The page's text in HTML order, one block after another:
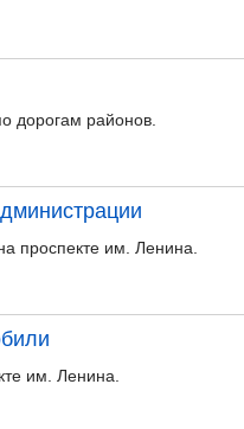
дорогам районов.
проспекте им. Ленина.
им. Ленина.